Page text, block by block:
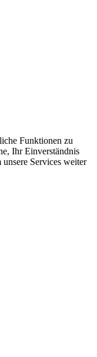
Funktionen zu
Ihr Einverständnis
Services weiter